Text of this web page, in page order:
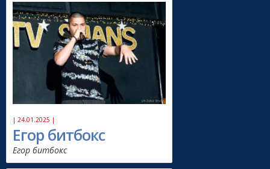
| 24.01.2025 |
Егор битбокс
Егор битбокс